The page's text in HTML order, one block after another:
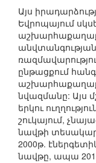
Այս
Եվրոպայում
ընթացքում
նվազմանը: Այս
երկու
շուկայում,
նավթի
2000թ.
նավթը, ապա